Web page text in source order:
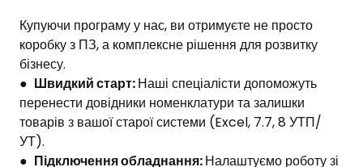
Купуючи програму у нас, ви отримуєте не просто
коробку з ПЗ, а комплексне рішення для розвитку
бізнесу.
● Швидкий старт:Наші спеціалісти допоможуть
перенести довідники номенклатури та залишки
товарів з вашої старої системи (Excel, 7.7, 8 УТП/
УТ).
● Підключення обладнання:Налаштуємо роботу зі